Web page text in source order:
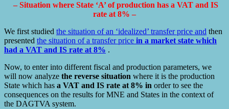
– Situation where State ‘A’ of production has a VAT and IS
rate at 8% –
We first studied the situation of an ‘idealized’ transfer price and then
presented the situation of a transfer price in a market state which
had a VAT and IS rate at 8% .
Now, to enter into different fiscal and production parameters, we
will now analyze the reverse situation where it is the production
State which has a VAT and IS rate at 8% in order to see the
consequences on the results for MNE and States in the context of
the DAGTVA system.